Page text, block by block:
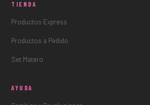
TIENDA
Productos Express
Productos a Pedido
Set Matero
AYUDA